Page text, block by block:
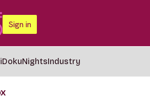
Sign in
DokuNightsIndustry